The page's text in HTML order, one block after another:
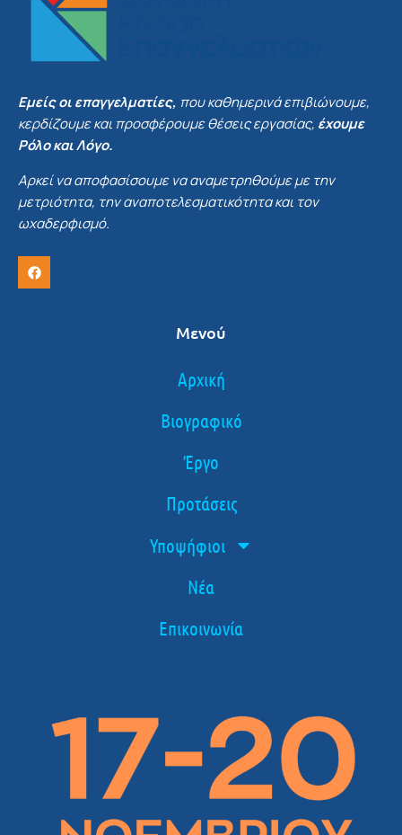
Εμείς οι επαγγελματίες, που καθημερινά επιβιώνουμε,
κερδίζουμε και προσφέρουμε θέσεις εργασίας, έχουμε
Ρόλο και Λόγο.
Αρκεί να αποφασίσουμε να αναμετρηθούμε με την
μετριότητα, την αναποτελεσματικότητα και τον
ωχαδερφισμό.
Μενού
Αρχική
Βιογραφικό
Έργο
Προτάσεις
Υποψήφιοι
Νέα
Επικοινωνία